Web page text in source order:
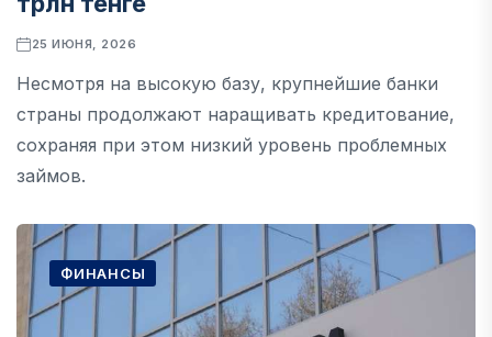
25 ИЮНЯ, 2026
Несмотря на высокую базу, крупнейшие банки
страны продолжают наращивать кредитование,
сохраняя при этом низкий уровень проблемных
займов.
ФИНАНСЫ